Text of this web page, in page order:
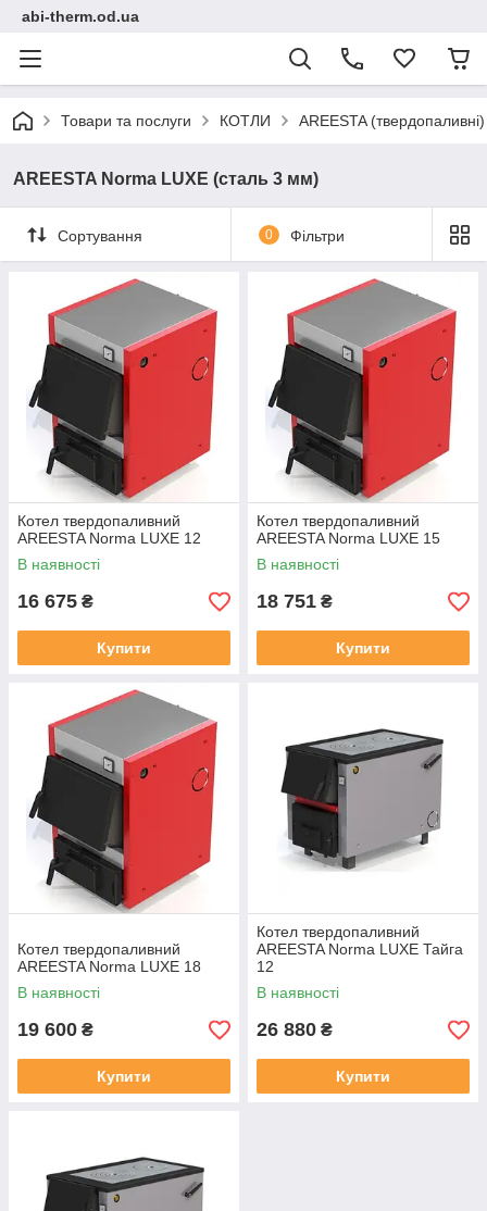
abi-therm.od.ua
Товари та послуги КОТЛИ AREESTA (твердопаливні)
AREESTA Norma LUXE (сталь 3 мм)
Сортування 0 Фільтри
Котел твердопаливний
AREESTA Norma LUXE 12
В наявності
16 675 ₴
Купити
Котел твердопаливний
AREESTA Norma LUXE 15
В наявності
18 751 ₴
Купити
Котел твердопаливний
AREESTA Norma LUXE 18
В наявності
19 600 ₴
Купити
Котел твердопаливний
AREESTA Norma LUXE Тайга
12
В наявності
26 880 ₴
Купити